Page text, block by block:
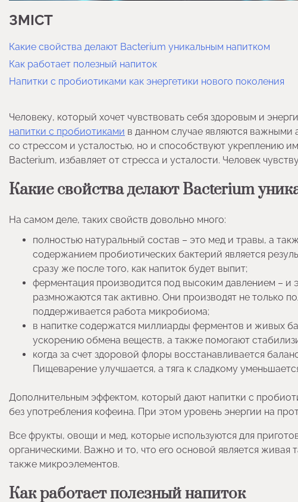
ЗМІСТ
Какие свойства делают Bacterium уникальным напитком
Как работает полезный напиток
Напитки с пробиотиками как энергетики нового поколения
Человеку, который хочет чувствовать себя здоровым и
напитки с пробиотиками в данном случае являются важными
со стрессом и усталостью, но и способствуют укреплению
Bacterium, избавляет от стресса и усталости. Человек
Какие свойства делают Bacterium
На самом деле, таких свойств довольно много:
полностью натуральный состав – это мед и травы, а
содержанием пробиотических бактерий является
сразу же после того, как напиток будет выпит;
ферментация производится под высоким давлением – и
размножаются так активно. Они производят не только
поддерживается работа микробиома;
в напитке содержатся миллиарды ферментов и живых
ускорению обмена веществ, а также помогают
когда за счет здоровой флоры восстанавливается
Пищеварение улучшается, а тяга к сладкому
Дополнительным эффектом, который дают напитки с
без употребления кофеина. При этом уровень энергии на
Все фрукты, овощи и мед, которые используются для
органическими. Важно и то, что его основой является
также микроэлементов.
Как работает полезный напиток